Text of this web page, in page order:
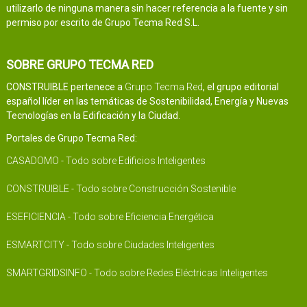
utilizarlo de ninguna manera sin hacer referencia a la fuente y sin
permiso por escrito de Grupo Tecma Red S.L.
SOBRE GRUPO TECMA RED
CONSTRUIBLE pertenece a Grupo Tecma Red, el grupo editorial
español líder en las temáticas de Sostenibilidad, Energía y Nuevas
Tecnologías en la Edificación y la Ciudad.
Portales de Grupo Tecma Red:
CASADOMO - Todo sobre Edificios Inteligentes
CONSTRUIBLE - Todo sobre Construcción Sostenible
ESEFICIENCIA - Todo sobre Eficiencia Energética
ESMARTCITY - Todo sobre Ciudades Inteligentes
SMARTGRIDSINFO - Todo sobre Redes Eléctricas Inteligentes